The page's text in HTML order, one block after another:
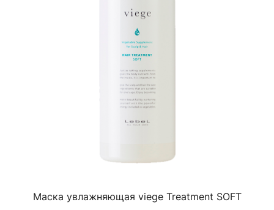
Маска увлажняющая viege Treatment SOFT